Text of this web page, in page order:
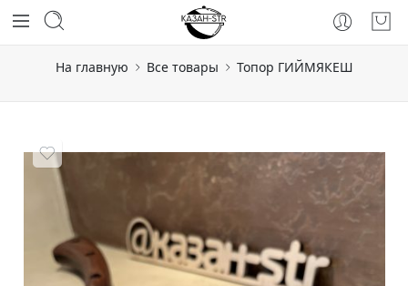
На главную Все товары Топор ГИЙМЯКЕШ